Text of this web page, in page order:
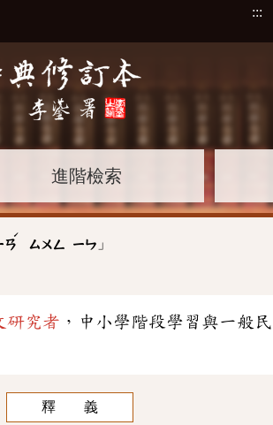
:::
進階檢索
ㄢ
ˊ
ㄙㄨㄥ ㄧㄣ 」
研究者 ，中小學階段學習與一般
釋 義